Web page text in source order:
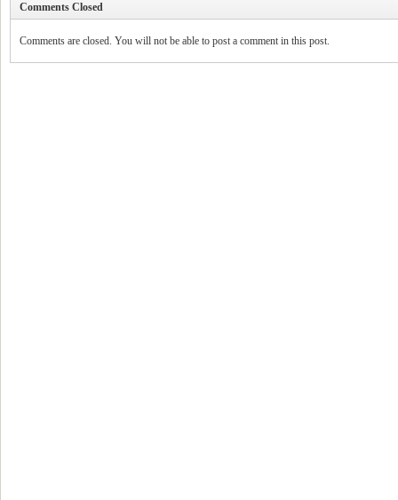
Comments Closed
Comments are closed. You will not be able to post a comment in this post.